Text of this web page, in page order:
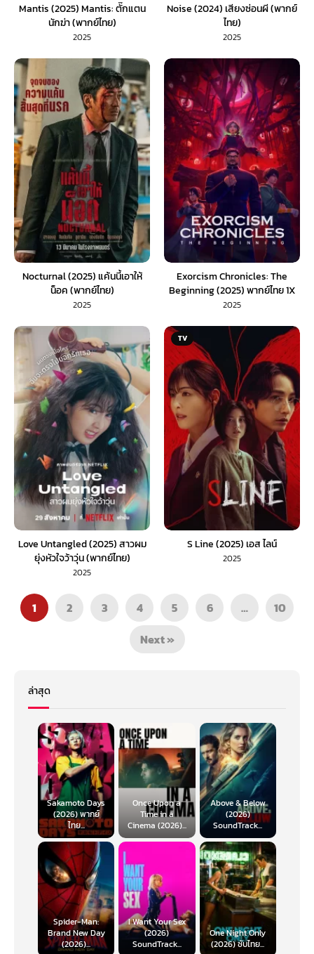
Mantis (2025) Mantis: ตั๊กแตน
นักฆ่า (พากย์ไทย)
2025
Noise (2024) เสียงซ่อนผี (พากย์
ไทย)
2025
Nocturnal (2025) แค้นนี้เอาให้
น็อค (พากย์ไทย)
2025
Exorcism Chronicles: The
Beginning (2025) พากย์ไทย 1X
2025
Love Untangled (2025) สาวผม
ยุ่งหัวใจว้าวุ่น (พากย์ไทย)
2025
TV
S Line (2025) เอส ไลน์
2025
1 2 3 4 5 6 …
10
Next »
ล่าสุด
Sakamoto Days
(2026) พากย์
ไทย...
Once Upon a
Time in a
Cinema (2026)...
Above & Below
(2026)
SoundTrack...
Spider-Man:
Brand New Day
(2026)...
I Want Your Sex
(2026)
SoundTrack...
One Night Only
(2026) ซับไทย...